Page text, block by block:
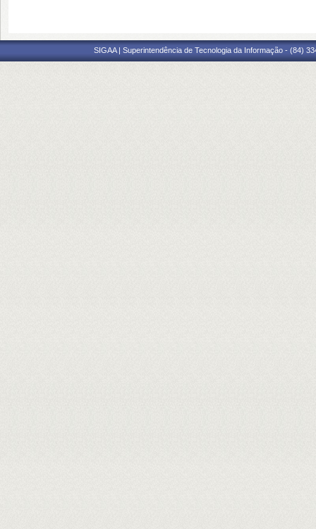
SIGAA | Superintendência de Tecnologia da Informação - (84)